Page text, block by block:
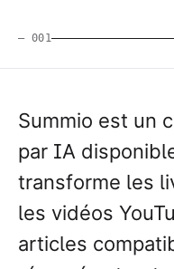
— 001
Summio est un
par IA
transforme les
les vidéos
articles